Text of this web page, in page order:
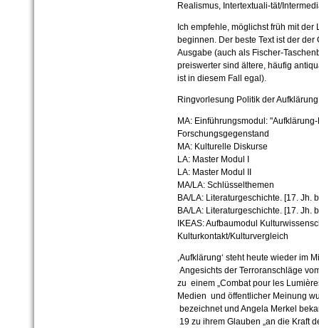
Realismus, Intertextuali-tät/
Ich empfehle, möglichst früh mit
beginnen. Der beste Text ist der
Ausgabe (auch als Fischer-
preiswerter sind ältere, häufig
ist in diesem Fall egal).
Ringvorlesung Politik der
MA: Einführungsmodul:
Forschungsgegenstand
MA: Kulturelle Diskurse
LA: Master Modul I
LA: Master Modul II
MA/LA: Schlüsselthemen
BA/LA: Literaturgeschichte. [17. Jh.
BA/LA: Literaturgeschichte. [17. Jh.
IKEAS: Aufbaumodul
Kulturkontakt/Kulturvergleich
‚Aufklärung‘ steht heute wieder im
Angesichts der Terroranschläge
zu einem „Combat pour les
Medien und öffentlicher Meinung
bezeichnet und Angela Merkel
19 zu ihrem Glauben „an die Kraft